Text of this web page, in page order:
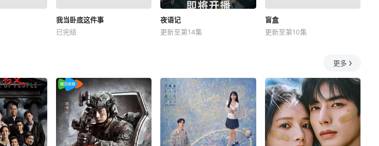
我当卧底这件事
已完结
夜语记
更新至第14集
盲盒
更新至第10集
更多